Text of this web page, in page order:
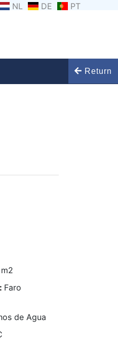
NL DE PT
Return
Faro
de Agua